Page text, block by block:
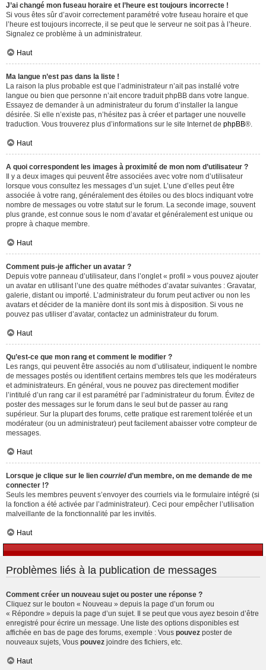
J’ai changé mon fuseau horaire et l’heure est toujours incorrecte !
Si vous êtes sûr d’avoir correctement paramétré votre fuseau horaire et que
l’heure est toujours incorrecte, il se peut que le serveur ne soit pas à l’heure.
Signalez ce problème à un administrateur.
Haut
Ma langue n’est pas dans la liste !
La raison la plus probable est que l’administrateur n’ait pas installé votre
langue ou bien que personne n’ait encore traduit phpBB dans votre langue.
Essayez de demander à un administrateur du forum d’installer la langue
désirée. Si elle n’existe pas, n’hésitez pas à créer et partager une nouvelle
traduction. Vous trouverez plus d’informations sur le site Internet de phpBB®.
Haut
A quoi correspondent les images à proximité de mon nom d’utilisateur ?
Il y a deux images qui peuvent être associées avec votre nom d’utilisateur
lorsque vous consultez les messages d’un sujet. L’une d’elles peut être
associée à votre rang, généralement des étoiles ou des blocs indiquant votre
nombre de messages ou votre statut sur le forum. La seconde image, souvent
plus grande, est connue sous le nom d’avatar et généralement est unique ou
propre à chaque membre.
Haut
Comment puis-je afficher un avatar ?
Depuis votre panneau d’utilisateur, dans l’onglet « profil » vous pouvez ajouter
un avatar en utilisant l’une des quatre méthodes d’avatar suivantes : Gravatar,
galerie, distant ou importé. L’administrateur du forum peut activer ou non les
avatars et décider de la manière dont ils sont mis à disposition. Si vous ne
pouvez pas utiliser d’avatar, contactez un administrateur du forum.
Haut
Qu’est-ce que mon rang et comment le modifier ?
Les rangs, qui peuvent être associés au nom d’utilisateur, indiquent le nombre
de messages postés ou identifient certains membres tels que les modérateurs
et administrateurs. En général, vous ne pouvez pas directement modifier
l’intitulé d’un rang car il est paramétré par l’administrateur du forum. Évitez de
poster des messages sur le forum dans le seul but de passer au rang
supérieur. Sur la plupart des forums, cette pratique est rarement tolérée et un
modérateur (ou un administrateur) peut facilement abaisser votre compteur de
messages.
Haut
Lorsque je clique sur le lien courrield’un membre, on me demande de me
connecter !?
Seuls les membres peuvent s’envoyer des courriels via le formulaire intégré (si
la fonction a été activée par l’administrateur). Ceci pour empêcher l’utilisation
malveillante de la fonctionnalité par les invités.
Haut
Problèmes liés à la publication de messages
Comment créer un nouveau sujet ou poster une réponse ?
Cliquez sur le bouton « Nouveau » depuis la page d’un forum ou
« Répondre » depuis la page d’un sujet. Il se peut que vous ayez besoin d’être
enregistré pour écrire un message. Une liste des options disponibles est
affichée en bas de page des forums, exemple : Vous pouvez poster de
nouveaux sujets, Vous pouvez joindre des fichiers, etc.
Haut